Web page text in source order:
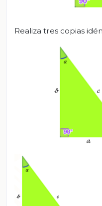
Realiza tres copias